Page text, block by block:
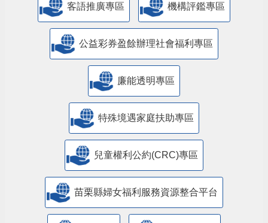
客語推廣專區 機構評鑑專區
公益彩券盈餘辦理社會福利專區
廉能透明專區
特殊境遇家庭扶助專區
兒童權利公約(CRC)專區
苗栗縣婦女福利服務資源整合平台